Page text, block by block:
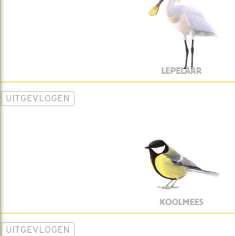
LEPELAAR
UITGEVLOGEN
KOOLMEES
UITGEVLOGEN